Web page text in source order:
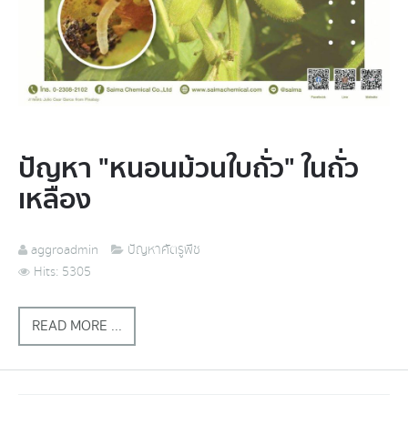
ปัญหา "หนอนม้วนใบถั่ว" ในถั่ว
เหลือง
aggroadmin
ปัญหาศัตรูพืช
Hits: 5305
READ MORE ...